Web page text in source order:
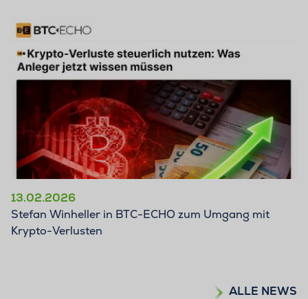
13.02.2026
Stefan Winheller in BTC-ECHO zum Umgang mit
Krypto-Verlusten
ALLE NEWS